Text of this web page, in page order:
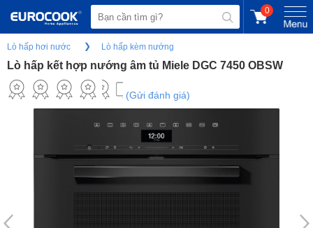
0
Lò hấp hơi nước Lò hấp kèm nướng
Lò hấp kết hợp nướng âm tủ Miele DGC 7450 OBSW
(Gửi đánh giá)